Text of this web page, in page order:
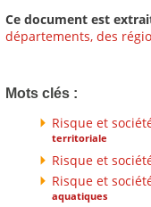
Ce document est
départements, des
Mots clés :
Risque et
territoriale
Risque et
Risque et
aquatiques